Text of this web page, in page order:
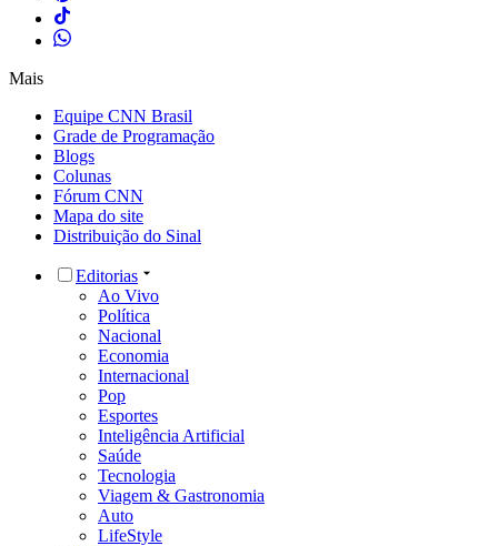
Mais
Equipe CNN Brasil
Grade de Programação
Blogs
Colunas
Fórum CNN
Mapa do site
Distribuição do Sinal
Editorias
Ao Vivo
Política
Nacional
Economia
Internacional
Pop
Esportes
Inteligência Artificial
Saúde
Tecnologia
Viagem & Gastronomia
Auto
LifeStyle